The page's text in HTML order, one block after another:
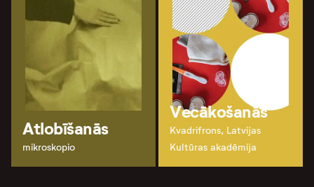
Atlobīšanās
mikroskopio
Vecākošanās
Kvadrifrons, Latvijas
Kultūras akadēmija